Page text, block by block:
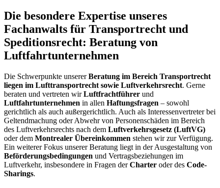
Die besondere Expertise unseres
Fachanwalts für Transportrecht und
Speditionsrecht: Beratung von
Luftfahrtunternehmen
Die Schwerpunkte unsererBeratung im Bereich Transportrecht
liegen im Lufttransportrecht sowie Luftverkehrsrecht. Gerne
beraten und vertreten wirLuftfrachtführer und
Luftfahrtunternehmen in allen Haftungsfragen – sowohl
gerichtlich als auch außergerichtlich. Auch als Interessenvertreter bei
Geltendmachung oder Abwehr von Personenschäden im Bereich
des Luftverkehrsrechts nach dem Luftverkehrsgesetz (LuftVG)
oder dem Montrealer Übereinkommen stehen wir zur Verfügung.
Ein weiterer Fokus unserer Beratung liegt in der Ausgestaltung von
Beförderungsbedingungen und Vertragsbeziehungen im
Luftverkehr, insbesondere in Fragen derCharter oder des Code-
Sharings.